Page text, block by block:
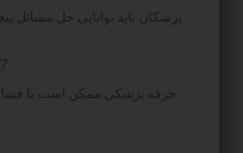
پزشکان باید توانایی حل مسائل
7. مقاومت در برابر استرس:
حرفه پزشکی ممکن است با